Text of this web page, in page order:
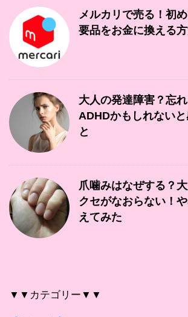
メルカリで売る！初
要品をお金に換える
大人の発達障害？忘
ADHDかもしれない
と
爪噛みはなぜする？
クセがなおらない！
えてみた
▼▼カテゴリー▼▼